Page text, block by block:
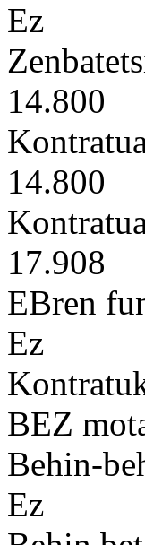
Ez
14.800
14.800
17.908
EBren
Ez
BEZ
Behin-
Ez